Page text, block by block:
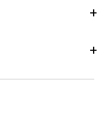
Italia
, invece è